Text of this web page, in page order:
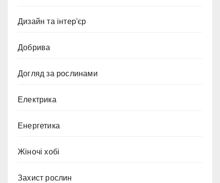
Дизайн та інтер'єр
Добрива
Догляд за рослинами
Електрика
Енергетика
Жіночі хобі
Захист рослин